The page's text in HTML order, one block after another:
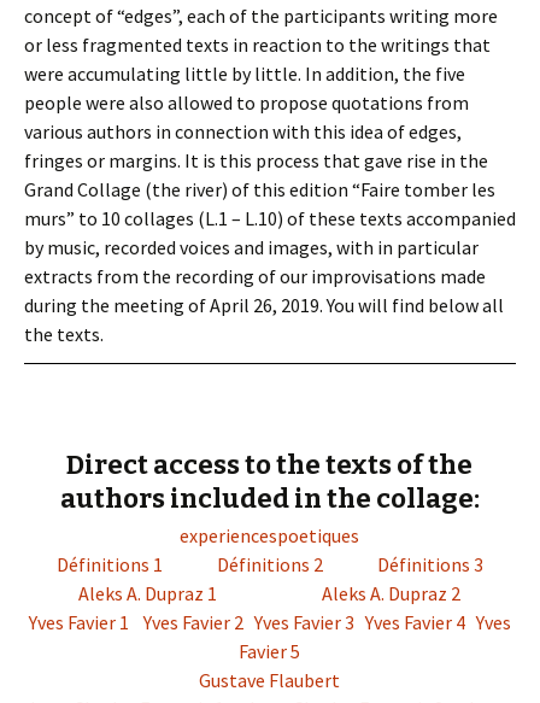
concept of “edges”, each of the participants writing more
or less fragmented texts in reaction to the writings that
were accumulating little by little. In addition, the five
people were also allowed to propose quotations from
various authors in connection with this idea of edges,
fringes or margins. It is this process that gave rise in the
Grand Collage (the river) of this edition “Faire tomber les
murs” to 10 collages (L.1 – L.10) of these texts accompanied
by music, recorded voices and images, with in particular
extracts from the recording of our improvisations made
during the meeting of April 26, 2019. You will find below all
the texts.
Direct access to the texts of the
authors included in the collage:
experiencespoetiques
Définitions 1
Définitions 2
Définitions 3
Aleks A. Dupraz 1
Aleks A. Dupraz 2
Yves Favier 1
Yves Favier 2 Yves Favier 3 Yves Favier 4 Yves
Favier 5
Gustave Flaubert